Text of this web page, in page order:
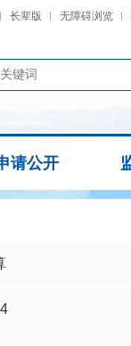
长辈版 无障碍浏览
请公开